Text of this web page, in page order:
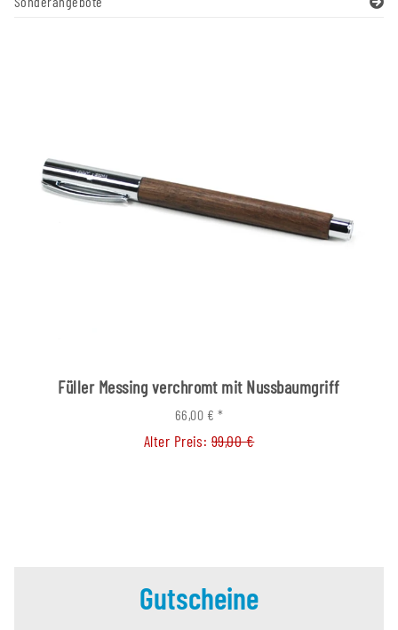
Füller Messing verchromt mit Nussbaumgriff
66,00 € *
Alter Preis: 99,00 €
Gutscheine